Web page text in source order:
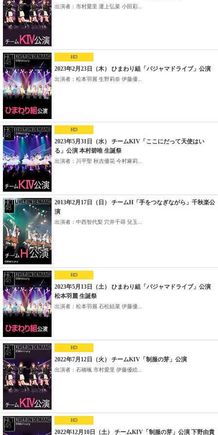
出演者：市村愛里 運上弘菜 小田彩...
HD
2023年2月23日（木） ひまわり組「パジャマドライブ」公演
出演者：松本羽麗 生野莉奈 伊藤優...
HD
2023年5月31日（水） チームKIV「ここにだって天使はい
る」公演 本村碧唯 生誕祭
出演者：川平聖 秋吉優花 今村麻莉...
2013年2月17日（日） チームH「手をつなぎながら」千秋楽公
演
出演者：中西智代梨 穴井千尋 兒玉...
HD
2023年5月13日（土） ひまわり組「パジャマドライブ」公演
松本羽麗 生誕祭
出演者：松本羽麗 石松結菜 伊藤優...
HD
2022年7月12日（火） チームKIV「制服の芽」公演
出演者：石橋颯 市村愛里 伊藤優絵...
HD
2022年12月10日（土） チームKIV「制服の芽」公演 下野由貴